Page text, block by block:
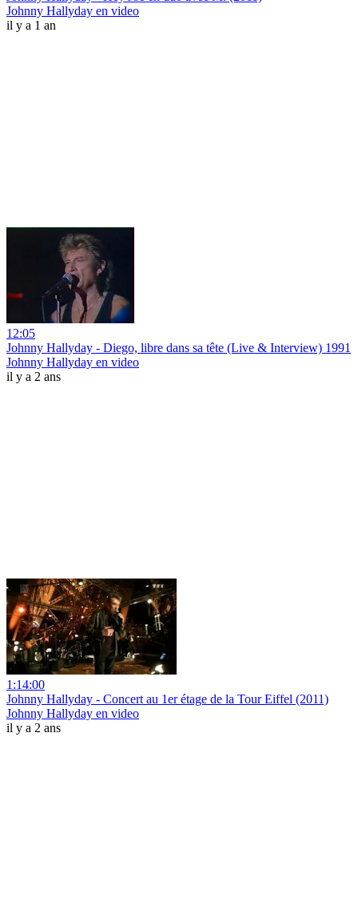
Johnny Hallyday en video
il y a 1 an
12:05
Johnny Hallyday - Diego, libre dans sa tête (Live & Interview) 1991
Johnny Hallyday en video
il y a 2 ans
1:14:00
Johnny Hallyday - Concert au 1er étage de la Tour Eiffel (2011)
Johnny Hallyday en video
il y a 2 ans